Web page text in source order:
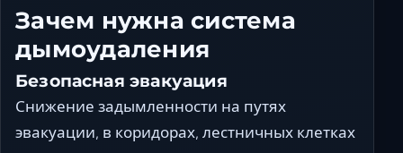
Зачем нужна система
дымоудаления
Безопасная эвакуация
Снижение задымленности на путях
эвакуации, в коридорах, лестничных клетках